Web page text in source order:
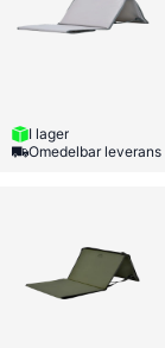
I lager
Omedelbar leverans